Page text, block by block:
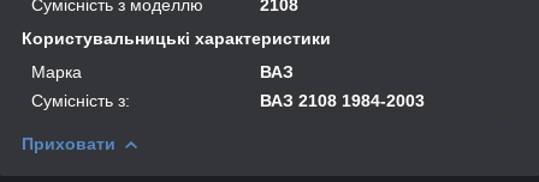
Сумісність з моделлю
2108
Користувальницькі характеристики
Марка
ВАЗ
Сумісність з:
ВАЗ 2108 1984-2003
Приховати